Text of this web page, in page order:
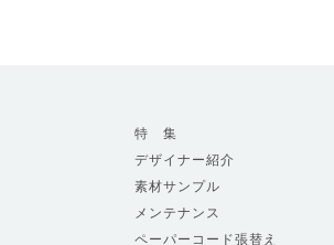
特 集
デザイナー紹介
素材サンプル
メンテナンス
ペーパーコード張替え